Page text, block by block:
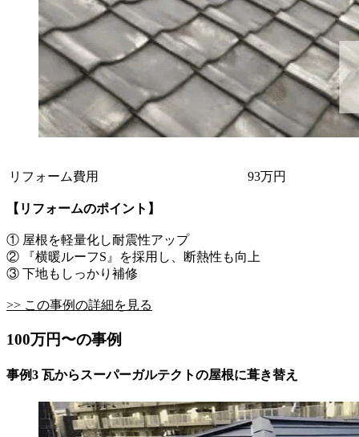
リフォーム費用 93万円
【リフォームのポイント】
① 屋根を軽量化し耐震性アップ
② 『横暖ルーフS』を採用し、断熱性も向上
③ 下地もしっかり補修
>> この事例の詳細を見る
100万円〜の事例
事例3 瓦からスーパーガルテクトの屋根に葺き替え